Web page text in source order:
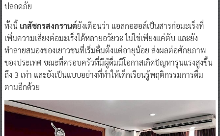
ปลอดภัย
ทั้งนี้ เภสัชกรสงกรานต์ยังเตือนว่า แอลกอฮอล์เป็นสารก่อมะเร็งที่
เพิ่มความเสี่ยงต่อมะเร็งได้หลายอวัยวะ ไม่ใช่เพียงแค่ตับ และยัง
ทำลายสมองของเยาวชนที่เริ่มดื่มตั้งแต่อายุน้อย ส่งผลต่อศักยภาพ
ของประเทศ ขณะที่ครอบครัวที่มีผู้ดื่มมีโอกาสเกิดปัญหารุนแรงสูงขึ้น
ถึง 3 เท่า และยังเป็นแบบอย่างที่ทำให้เด็กเรียนรู้พฤติกรรมการดื่ม
ตามอีกด้วย